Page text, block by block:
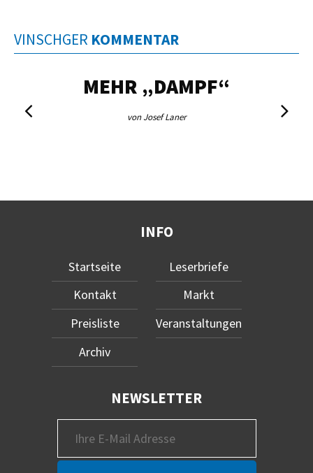
VINSCHGER KOMMENTAR
MEHR „DAMPF“
von Josef Laner
INFO
Startseite
Kontakt
Preisliste
Archiv
Leserbriefe
Markt
Veranstaltungen
NEWSLETTER